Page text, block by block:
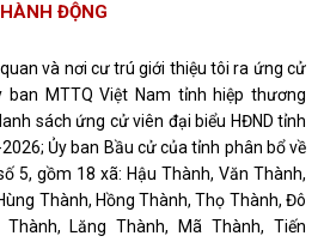
ĐỘNG
và nơi cư trú giới thiệu tôi ra ứng cử
ban MTTQ Việt Nam tỉnh hiệp thương
sách ứng cử viên đại biểu HĐND tỉnh
Ủy ban Bầu cử của tỉnh phân bổ về
5, gồm 18 xã: Hậu Thành, Văn Thành,
Thành, Hồng Thành, Thọ Thành, Đô
Lăng Thành, Mã Thành, Tiến